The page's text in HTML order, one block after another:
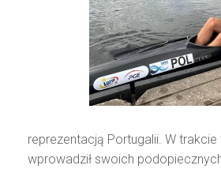
reprezentacją Portugalii. W
wprowadził swoich